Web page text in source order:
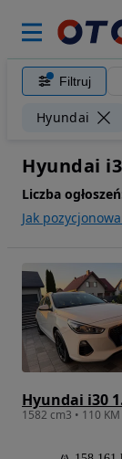
Filtruj
Hyundai
Hyundai
Liczba
Jak
Hyundai i30
1582 cm3 • 110 KM